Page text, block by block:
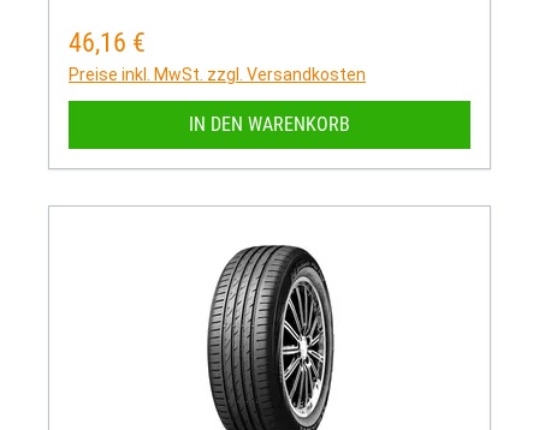
Regulärer Preis:
46,16 €
Preise inkl. MwSt. zzgl. Versandkosten
IN DEN WARENKORB